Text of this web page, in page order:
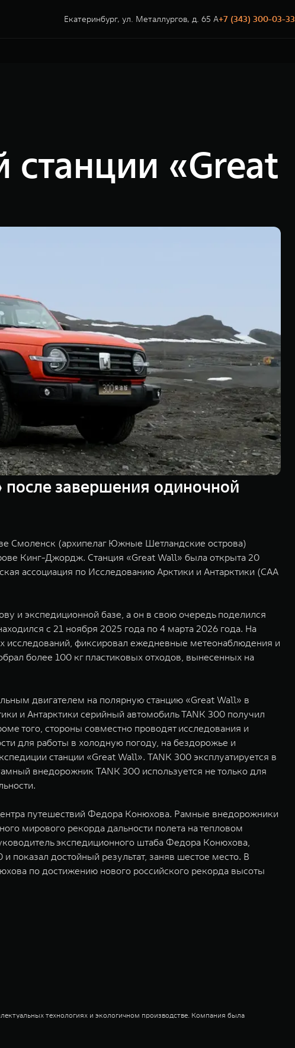
Екатеринбург, ул. Металлургов, д. 65 А+7 (343) 300-03-33
«Great
завершения одиночной
Смоленск (архипелаг Южные Шетландские острова)
Кинг-Джордж. Станция «Great Wall» была открыта 20
ассоциация по Исследованию Арктики и Антарктики (CAA
и экспедиционной базе, а он в свою очередь поделился
с 21 ноября 2025 года по 4 марта 2026 года. На
фиксировал ежедневные метеонаблюдения и
более 100 кг пластиковых отходов, вынесенных на
двигателем на полярную станцию «Great Wall» в
и Антарктики серийный автомобиль TANK 300 получил
того, стороны совместно проводят исследования и
для работы в холодную погоду, на бездорожье и
станции «Great Wall». TANK 300 эксплуатируется в
внедорожник TANK 300 используется не только для
путешествий Федора Конюхова. Рамные внедорожники
мирового рекорда дальности полета на тепловом
экспедиционного штаба Федора Конюхова,
достойный результат, заняв шестое место. В
по достижению нового российского рекорда высоты
технологиях и экологичном производстве. Компания была
проектирование, исследования и разработки, производство, продажу и
агрегатов, использующих альтернативные источники энергии. Это